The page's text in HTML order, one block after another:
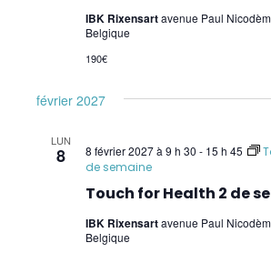
Psychogénéalogie
Kinésiologie
Pratiques supervisées – Examens
EFT et Tapping
Psychogénéalogie
IBK Rixensartavenue Paul
Belgique
190€
février 2027
LUN
8
Touch for Health 2 de
8 février 2027 à 9 h 30 - 15 h 45
de semaine
IBK Rixensartavenue Paul
Belgique